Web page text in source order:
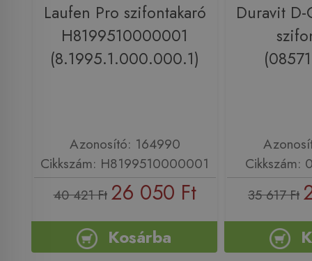
Laufen Pro szifontakaró
H8199510000001
(8.1995.1.000.000.1)
Azonosító: 164990
Cikkszám: H8199510000001
40 421 Ft 26 050 Ft
Kosárba
Duravit
Cikkszám:
35 617 Ft